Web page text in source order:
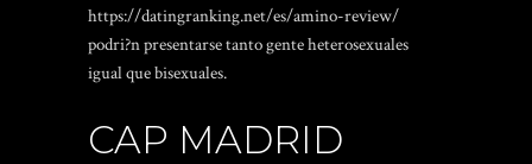
https://datingranking.net/es/amino-review/
podri?n presentarse tanto gente heterosexuales
igual que bisexuales.
CAP MADRID